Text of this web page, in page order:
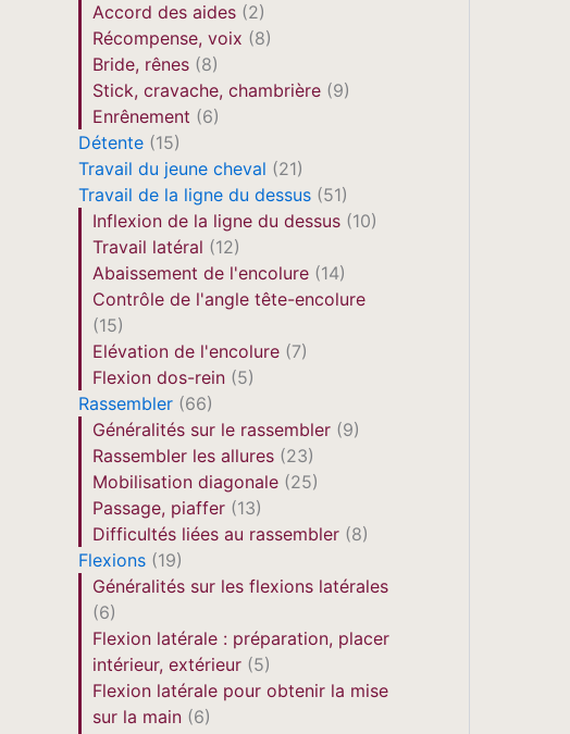
Accord des aides (2)
Récompense, voix (8)
Bride, rênes (8)
Stick, cravache, chambrière (9)
Enrênement (6)
Détente (15)
Travail du jeune cheval (21)
Travail de la ligne du dessus (51)
Inflexion de la ligne du dessus (10)
Travail latéral (12)
Abaissement de l'encolure (14)
Contrôle de l'angle tête-encolure
(15)
Elévation de l'encolure (7)
Flexion dos-rein (5)
Rassembler (66)
Généralités sur le rassembler (9)
Rassembler les allures (23)
Mobilisation diagonale (25)
Passage, piaffer (13)
Difficultés liées au rassembler (8)
Flexions (19)
Généralités sur les flexions latérales
(6)
Flexion latérale : préparation, placer
intérieur, extérieur (5)
Flexion latérale pour obtenir la mise
sur la main (6)